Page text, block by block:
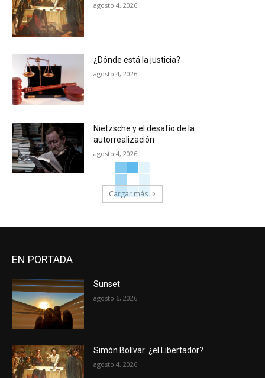
agosto 4, 2026
¿Dónde está la justicia?
agosto 4, 2026
Nietzsche y el desafío de la
autorrealización
agosto 4, 2026
Cargar más
EN PORTADA
Sunset
agosto 6, 2026
Simón Bolívar: ¿el Libertador?
agosto 4, 2026